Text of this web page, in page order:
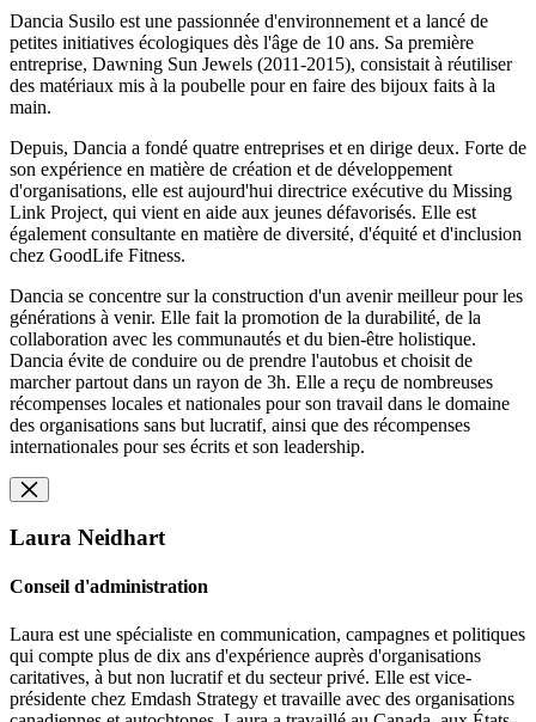
Dancia Susilo est une passionnée d'environnement et a lancé de
petites initiatives écologiques dès l'âge de 10 ans. Sa première
entreprise, Dawning Sun Jewels (2011-2015), consistait à réutiliser
des matériaux mis à la poubelle pour en faire des bijoux faits à la
main.
Depuis, Dancia a fondé quatre entreprises et en dirige deux. Forte de
son expérience en matière de création et de développement
d'organisations, elle est aujourd'hui directrice exécutive du Missing
Link Project, qui vient en aide aux jeunes défavorisés. Elle est
également consultante en matière de diversité, d'équité et d'inclusion
chez GoodLife Fitness.
Dancia se concentre sur la construction d'un avenir meilleur pour les
générations à venir. Elle fait la promotion de la durabilité, de la
collaboration avec les communautés et du bien-être holistique.
Dancia évite de conduire ou de prendre l'autobus et choisit de
marcher partout dans un rayon de 3h. Elle a reçu de nombreuses
récompenses locales et nationales pour son travail dans le domaine
des organisations sans but lucratif, ainsi que des récompenses
internationales pour ses écrits et son leadership.
Laura Neidhart
Conseil d'administration
Laura est une spécialiste en communication, campagnes et politiques
qui compte plus de dix ans d'expérience auprès d'organisations
caritatives, à but non lucratif et du secteur privé. Elle est vice-
présidente chez Emdash Strategy et travaille avec des organisations